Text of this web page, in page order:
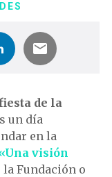
de la
un día
en la
visión
la Fundación o